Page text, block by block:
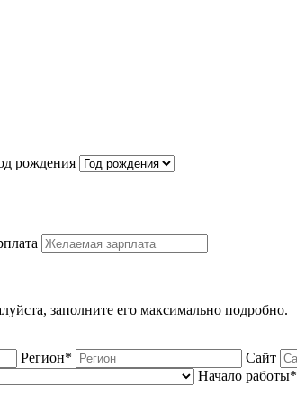
рождения
заполните его максимально подробно.
Регион* Сайт
Начало работы*